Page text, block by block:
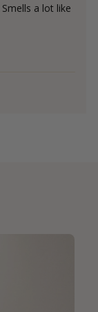
a lot like